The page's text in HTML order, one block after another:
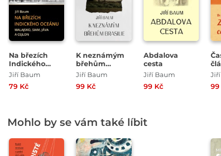
Na březích
Indického
oceánu
Jiří Baum
79 Kč
K neznámým
břehům
Brasilie
Jiří Baum
99 Kč
Abdalova
cesta
Jiří Baum
99 Kč 99
Mohlo by se vám také líbit